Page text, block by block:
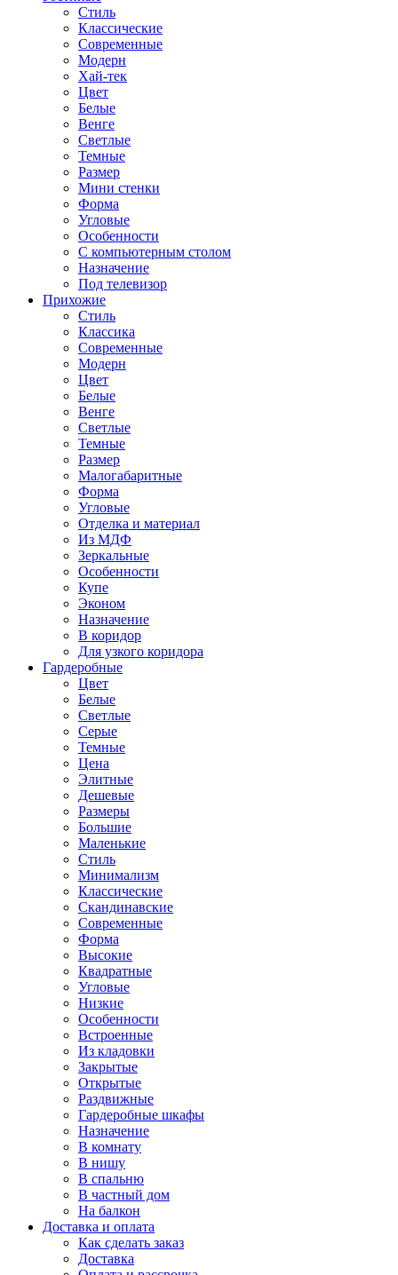
Стиль
Классические
Современные
Модерн
Хай-тек
Цвет
Белые
Венге
Светлые
Темные
Размер
Мини стенки
Форма
Угловые
Особенности
С компьютерным столом
Назначение
Под телевизор
Прихожие
Стиль
Классика
Современные
Модерн
Цвет
Белые
Венге
Светлые
Темные
Размер
Малогабаритные
Форма
Угловые
Отделка и материал
Из МДФ
Зеркальные
Особенности
Купе
Эконом
Назначение
В коридор
Для узкого коридора
Гардеробные
Цвет
Белые
Светлые
Серые
Темные
Цена
Элитные
Дешевые
Размеры
Большие
Маленькие
Стиль
Минимализм
Классические
Скандинавские
Современные
Форма
Высокие
Квадратные
Угловые
Низкие
Особенности
Встроенные
Из кладовки
Закрытые
Открытые
Раздвижные
Гардеробные шкафы
Назначение
В комнату
В нишу
В спальню
В частный дом
На балкон
Доставка и оплата
Как сделать заказ
Доставка